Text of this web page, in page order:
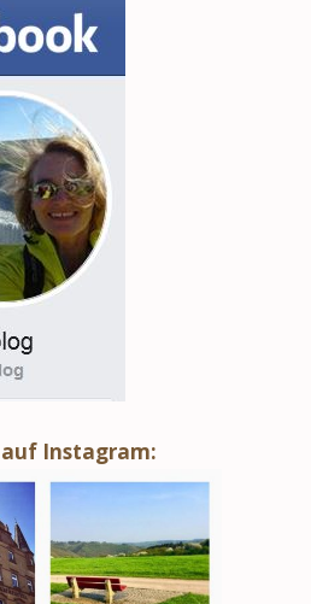
Instagram: